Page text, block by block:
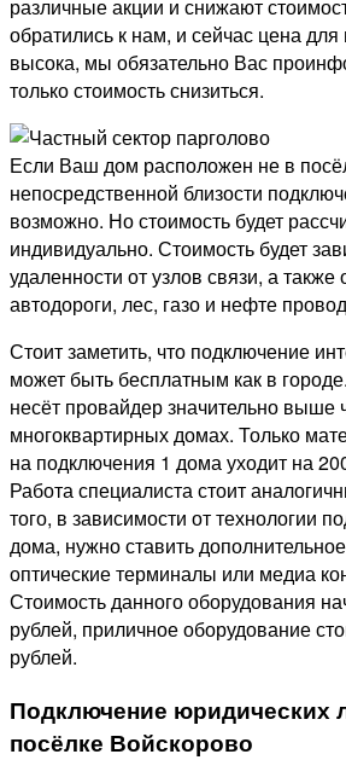
различные акции и снижают
обратились к нам, и сейчас цена
высока, мы обязательно Вас
только стоимость снизиться.
Если Ваш дом расположен не в
непосредственной близости
возможно. Но стоимость будет
индивидуально. Стоимость будет
удаленности от узлов связи, а
автодороги, лес, газо и нефте
Стоит заметить, что подключение
может быть бесплатным как в
несёт провайдер значительно выше
многоквартирных домах. Только
на подключения 1 дома уходит на
Работа специалиста стоит
того, в зависимости от технологии
дома, нужно ставить
оптические терминалы или медиа
Стоимость данного оборудования
рублей, приличное оборудование
рублей.
Подключение юридических
посёлке Войскорово